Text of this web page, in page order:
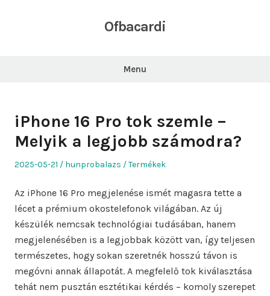
Ofbacardi
Menu
iPhone 16 Pro tok szemle –
Melyik a legjobb számodra?
Posted
2025-05-21 Author
hunprobalazs
Posted
Termékek
Az iPhone 16 Pro megjelenése ismét magasra tette a
lécet a prémium okostelefonok világában. Az új
készülék nemcsak technológiai tudásában, hanem
megjelenésében is a legjobbak között van, így teljesen
természetes, hogy sokan szeretnék hosszú távon is
megóvni annak állapotát. A megfelelő tok kiválasztása
tehát nem pusztán esztétikai kérdés – komoly szerepet